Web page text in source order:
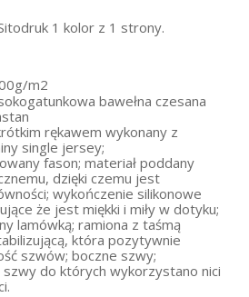
1 kolor z 1 strony.
m2
bawełna czesana
rękawem wykonany z
single jersey;
fason; materiał poddany
dzięki czemu jest
wykończenie silikonowe
że jest miękki i miły w dotyku;
lamówką; ramiona z taśmą
która pozytywnie
szwów; boczne szwy;
do których wykorzystano nici